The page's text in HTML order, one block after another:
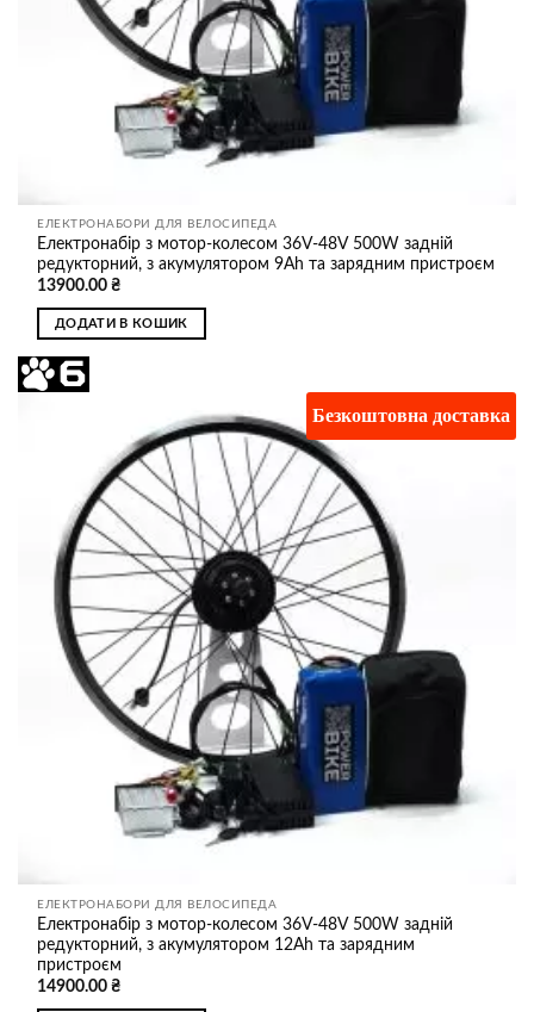
ЕЛЕКТРОНАБОРИ ДЛЯ ВЕЛОСИПЕДА
Електронабір з мотор-колесом 36V-48V 500W задній
редукторний, з акумулятором 9Ah та зарядним пристроєм
13900.00₴
ДОДАТИ В КОШИК
Безкоштовна доставка
ЕЛЕКТРОНАБОРИ ДЛЯ ВЕЛОСИПЕДА
Електронабір з мотор-колесом 36V-48V 500W задній
редукторний, з акумулятором 12Ah та зарядним
пристроєм
14900.00₴